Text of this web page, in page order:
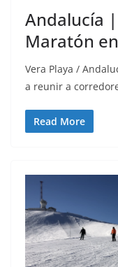
Andalucía
Maratón
Vera Playa /
a reunir a
Read More